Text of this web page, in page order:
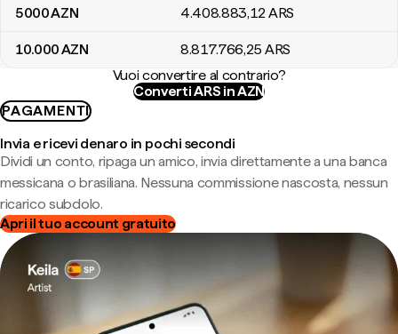
5000AZN 4.408.883,12ARS
10.000AZN 8.817.766,25 ARS
Vuoi convertire al contrario?
Converti ARS in AZN
PAGAMENTI
Invia e ricevi denaro in pochi secondi
Dividi un conto, ripaga un amico, invia direttamente a una banca
messicana o brasiliana. Nessuna commissione nascosta, nessun
ricarico subdolo.
Apri il tuo account gratuito